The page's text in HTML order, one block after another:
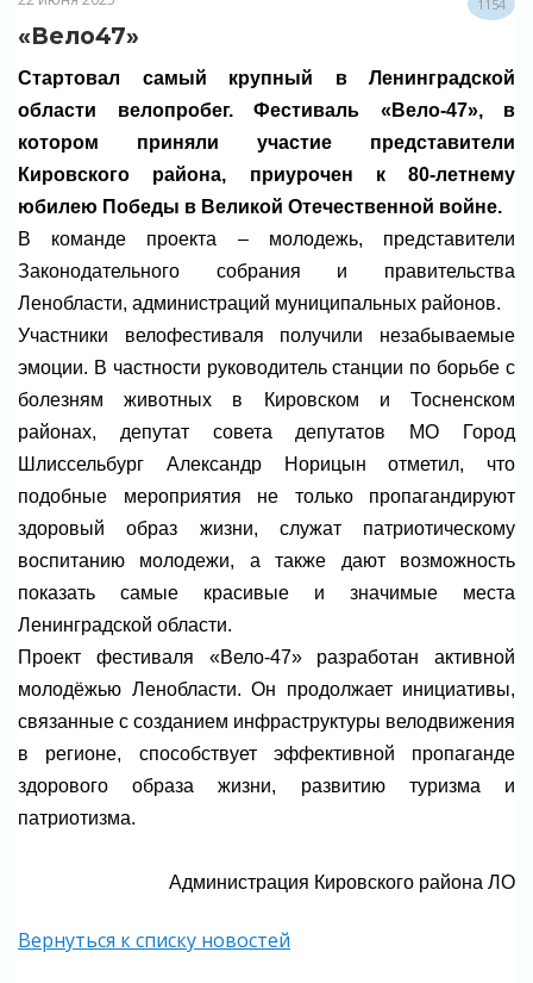
1154
«Вело47»
Стартовал самый крупный в Ленинградской
области велопробег. Фестиваль «Вело-47», в
котором приняли участие представители
Кировского района, приурочен к 80-летнему
юбилею Победы в Великой Отечественной войне.
В команде проекта – молодежь, представители
Законодательного собрания и правительства
Ленобласти, администраций муниципальных районов.⁣
Участники велофестиваля получили незабываемые
эмоции. В частности руководитель станции по борьбе с
болезням животных в Кировском и Тосненском
районах, депутат совета депутатов МО Город
Шлиссельбург Александр Норицын отметил, что
подобные мероприятия не только пропагандируют
здоровый образ жизни, служат патриотическому
воспитанию молодежи, а также дают возможность
показать самые красивые и значимые места
Ленинградской области.⁣
Проект фестиваля «Вело-47» разработан активной
молодёжью Ленобласти. Он продолжает инициативы,
связанные с созданием инфраструктуры велодвижения
в регионе, способствует эффективной пропаганде
здорового образа жизни, развитию туризма и
патриотизма.
Администрация Кировского района ЛО
Вернуться к списку новостей